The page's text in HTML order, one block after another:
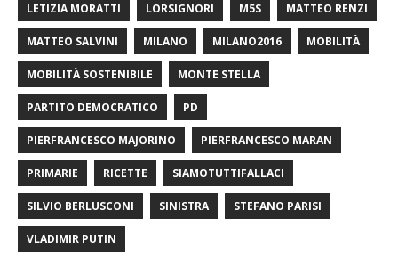
LETIZIA MORATTI LORSIGNORI M5S MATTEO RENZI
MATTEO SALVINI MILANO MILANO2016 MOBILITÀ
MOBILITÀ SOSTENIBILE MONTE STELLA
PARTITO DEMOCRATICO PD
PIERFRANCESCO MAJORINO PIERFRANCESCO MARAN
PRIMARIE RICETTE SIAMOTUTTIFALLACI
SILVIO BERLUSCONI SINISTRA STEFANO PARISI
VLADIMIR PUTIN